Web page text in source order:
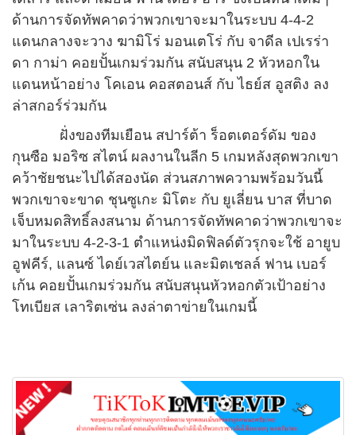
ด้านการจัดทัพคาดว่าพวกเขาจะมาในระบบ 4-4-2
แดนกลางจะวาง ฆามิโร่ มอนเตโร่ กับ จาดีล เปเรร่า
ดา กาม่า คอยปั้นเกมร่วมกัน สนับสนุน 2 หัวหอกใน
แดนหน้าอย่าง โคเอน คอสตอนส์ กับ ไธย์ส อูสติง ลง
ล่าสกอร์ร่วมกัน
ฝั่งของทีมเยือน สปาร์ต้า ร็อตเตอร์ดัม ของ
กุนซือ มอริซ สไตน์ ผลงานในลีก 5 เกมหลังสุดพวกเขา
คว้าชัยชนะไปได้สองนัด ส่วนสภาพความพร้อมวันนี้
พวกเขาจะขาด ชุนซูเกะ มิโตะ กับ ยูเลี่ยน บาส ที่บาด
เจ็บหมดสิทธิ์ลงสนาม ด้านการจัดทัพคาดว่าพวกเขาจะ
มาในระบบ 4-2-3-1 ตำแหน่งมิดฟิลด์ตัวรุกจะใช้ อายูบ
อูฟคีร์, แลนซ์ ไดย์เวสไตย์น และมิตเชลล์ ฟาน เบอร์
เก้น คอยปั้นเกมร่วมกัน สนับสนุนหัวหอกตัวเป้าอย่าง
โทเบียส เลาริตเซ่น ลงล่าตาข่ายในเกมนี้